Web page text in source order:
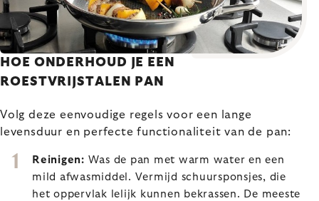
HOE ONDERHOUD JE EEN
ROESTVRIJSTALEN PAN
Volg deze eenvoudige regels voor een lange
levensduur en perfecte functionaliteit van de pan:
Reinigen: Was de pan met warm water en een
mild afwasmiddel. Vermijd schuursponsjes, die
het oppervlak lelijk kunnen bekrassen. De meeste